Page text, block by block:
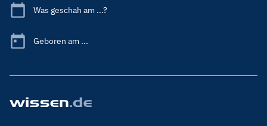
Was geschah am ...?
Geboren am ...